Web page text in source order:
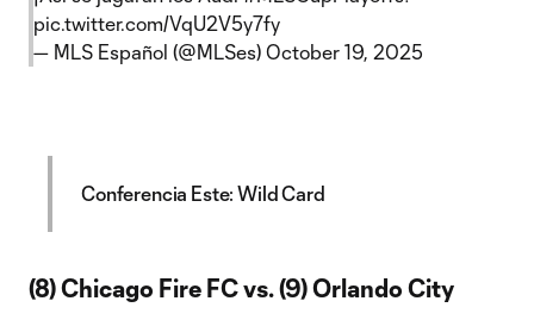
pic.twitter.com/VqU2V5y7fy
— MLS Español (@MLSes) October 19, 2025
Conferencia Este: Wild Card
(8) Chicago Fire FC vs. (9) Orlando City